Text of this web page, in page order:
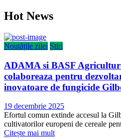
Hot News
Noutățile zilei Știri
ADAMA si BASF
colaboreaza pentru
inovatoare de fungicide
Publicat
pe
19 decembrie 2025
Efortul comun extinde accesul la
cultivatorilor europeni de cereale
Citește mai mult